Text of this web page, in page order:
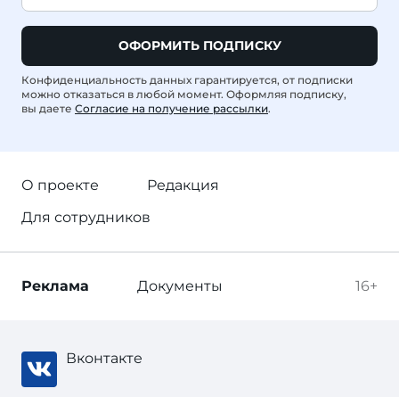
ОФОРМИТЬ ПОДПИСКУ
Конфиденциальность данных гарантируется, от подписки
можно отказаться в любой момент. Оформляя подписку,
вы даете Согласие на получение рассылки.
О проекте
Редакция
Для сотрудников
16+
Реклама Документы
Вконтакте